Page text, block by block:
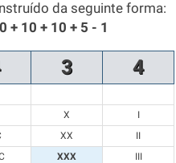
da seguinte forma:
+ 10 + 10 + 5 - 1
3 4
X
I
XX
II
XXX
III